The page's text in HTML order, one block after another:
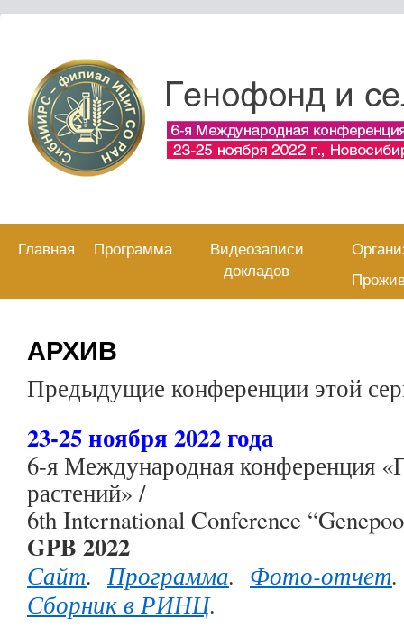
to
Главная Программа
Видеозаписи
докладов
АРХИВ
Предыдущие конференции этой
23-25 ноября 2022 года
6-я Международная конференция
растений» /
6th International Conference
GPB 2022
Сайт. Программа. Фото-отчет
Сборник в РИНЦ.